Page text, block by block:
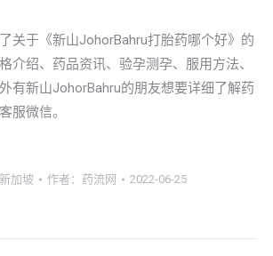
关于《新山JohorBahru打胎药哪个好》的
介绍、药品资讯、验孕测孕、服用方法、
有新山JohorBahru的朋友想要详细了解药
服微信。
新加坡 作者： 药流网 2022-06-25